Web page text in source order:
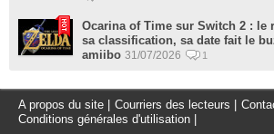
Ocarina of Time sur Switch 2 : le
sa classification, sa date fait le
amiibo 31/07/2026 1
A propos du site Courriers des lecteurs
Conditions générales d'utilisation